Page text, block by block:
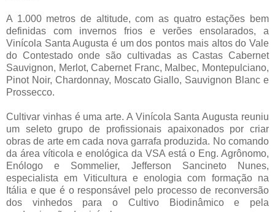
A 1.000 metros de altitude, com as quatro estações bem
definidas com invernos frios e verões ensolarados, a
Vinícola Santa Augusta é um dos pontos mais altos do Vale
do Contestado onde são cultivadas as Castas Cabernet
Sauvignon, Merlot, Cabernet Franc, Malbec, Montepulciano,
Pinot Noir, Chardonnay, Moscato Giallo, Sauvignon Blanc e
Prossecco.
Cultivar vinhas é uma arte. A Vinícola Santa Augusta reuniu
um seleto grupo de profissionais apaixonados por criar
obras de arte em cada nova garrafa produzida. No comando
da área víticola e enológica da VSA está o Eng. Agrônomo,
Enólogo e Sommelier, Jefferson Sancineto Nunes,
especialista em Viticultura e enologia com formação na
Itália e que é o responsável pelo processo de reconversão
dos vinhedos para o Cultivo Biodinâmico e pela